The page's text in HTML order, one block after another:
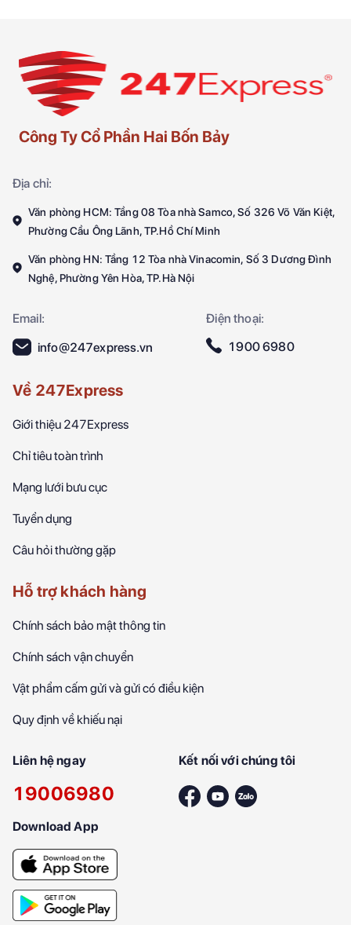
Công Ty Cổ Phần Hai Bốn Bảy
Địa chỉ:
Văn phòng HCM: Tầng 08 Tòa nhà Samco, Số 326 Võ Văn Kiệt,
Phường Cầu Ông Lãnh, TP.Hồ Chí Minh
Văn phòng HN: Tầng 12 Tòa nhà Vinacomin, Số 3 Dương Đình
Nghệ, Phường Yên Hòa, TP.Hà Nội
Email:
Điện thoại:
info@247express.vn
1900 6980
Về 247Express
Giới thiệu 247Express
Chỉ tiêu toàn trình
Mạng lưới bưu cục
Tuyển dụng
Câu hỏi thường gặp
Hỗ trợ khách hàng
Chính sách bảo mật thông tin
Chính sách vận chuyển
Vật phẩm cấm gửi và gửi có điều kiện
Quy định về khiếu nại
Liên hệ ngay
19006980
Kết nối với chúng tôi
Download App